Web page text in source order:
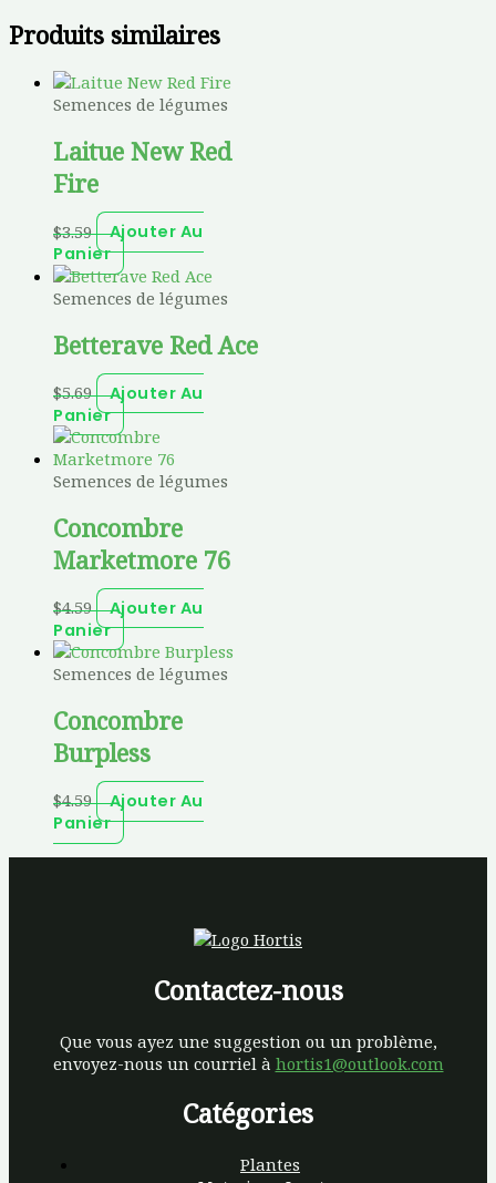
Produits similaires
Semences de légumes
Laitue New Red
Fire
$3.59
Ajouter Au
Panier
Semences de légumes
Betterave Red Ace
$5.69
Ajouter Au
Panier
Semences de légumes
Concombre
Marketmore 76
$4.59
Ajouter Au
Panier
Semences de légumes
Concombre
Burpless
$4.59
Ajouter Au
Panier
Contactez-nous
Que vous ayez une suggestion ou un problème,
envoyez-nous un courriel à hortis1@outlook.com
Catégories
Plantes